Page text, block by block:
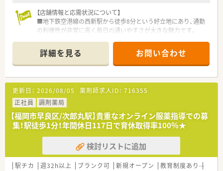
■給与体系は年俸制を採用しており、年に1回、着実な昇給の機
会が設けられています。
■通勤手当や時間外手当はもちろんのこと、各種手当や福利厚生
【店舗情報と応需状況について】
■地下鉄空港線の西新駅から徒歩8分という好立地にあり、通勤
の利便性が非常に高く毎日の通いやすさが大きな魅力です。
たりの処方箋枚数は平均30枚から40枚程度です。
■現在は常勤薬剤師1名と派遣薬剤師1名が在籍しており、少人
数ながらもお互いに協力し合いながら業務を進めています。
【募集背景と求める人物像について】
■地域の患者様へより質の高い医療サービスを提供するため、や
る気があり今後のビジョンを明確に持った方を急募していま
す。
■周囲との円滑な連携を図るための高いコミュニケーション能
力を備え、新しいアイデアを積極的に提案できる方を求めていま
す。
■30代から40代前半の即戦力となる方を募集しており、人柄次
第では50代以上の方についても柔軟に相談を受け付けていま
す。
詳細を見る お問い合わせ
更新日： 2026/08/05 薬剤師求人ID： 716355
正社員
調剤薬局
【福岡市早良区/次郎丸駅】貴重なオンライン服薬指導での募
集！駅徒歩1分！年間休日117日で育休取得率100％★
検討リストに追加
駅チカ 週32h以上 ブランク可 新規オープン 教育制度あり